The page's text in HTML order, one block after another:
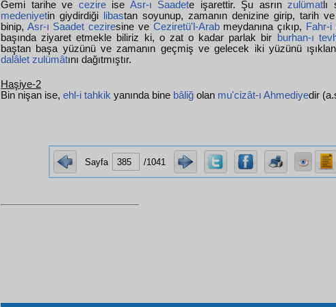
Gemi tarihe ve cezireise Asr-ı Saadete işarettir. Şu asrın zulümat lı
medeniyetin giydirdiği libastan soyunup, zamanın denizine girip, tarih ve
binip, Asr-ı Saadet ceziresine ve Ceziretü'l-Arabmeydanına çıkıp, Fahr-i
başında ziyaret etmekle biliriz ki, o zat o kadar parlak bir
burhan-ı
baştan başa yüzünü ve zamanın geçmiş ve gelecek iki yüzünü
dalâlet zulümâtını dağıtmıştır.
Haşiye-2
Bin nişan ise, ehl-i tahkik yanında bine bâliğ olan mu'cizât-ı Ahmediyedir
Sayfa /1041